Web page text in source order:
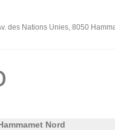
des Nations Unies, 8050
Nord